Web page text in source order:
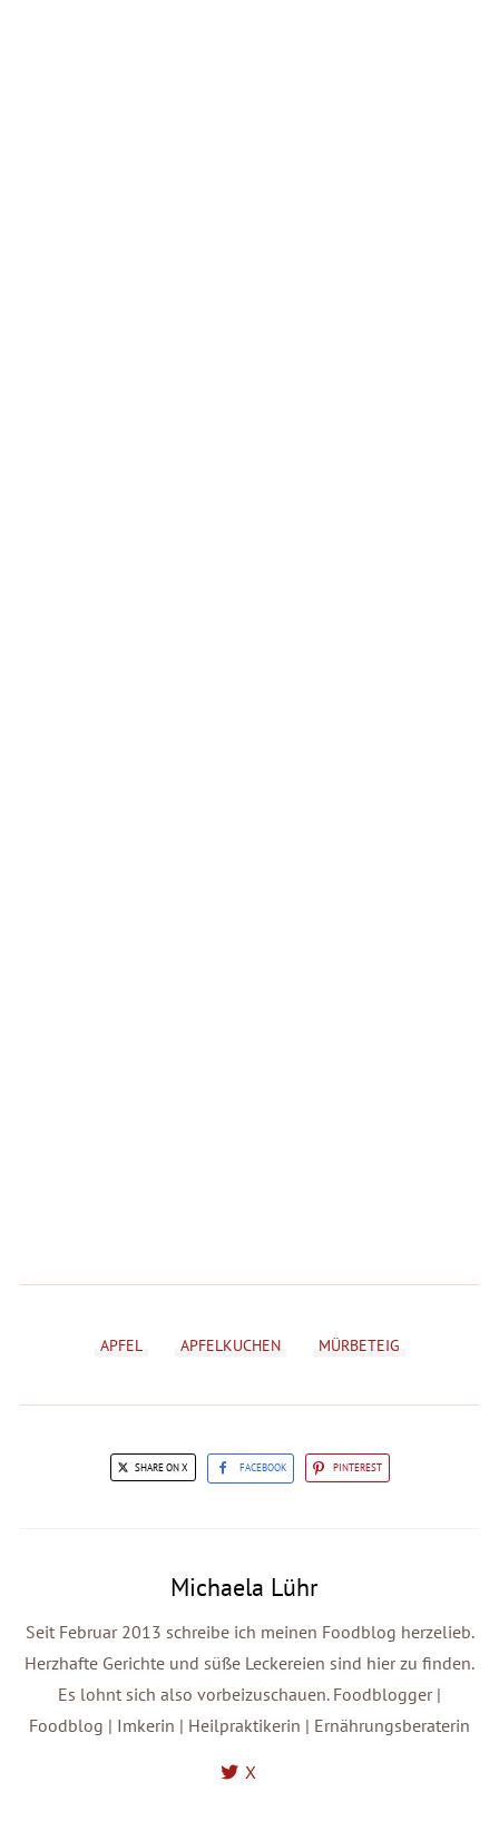
APFEL APFELKUCHEN MÜRBETEIG
SHARE ON X FACEBOOK PINTEREST
Michaela Lühr
Seit Februar 2013 schreibe ich meinen Foodblog herzelieb.
Herzhafte Gerichte und süße Leckereien sind hier zu finden.
Es lohnt sich also vorbeizuschauen. Foodblogger |
Foodblog | Imkerin | Heilpraktikerin | Ernährungsberaterin
X